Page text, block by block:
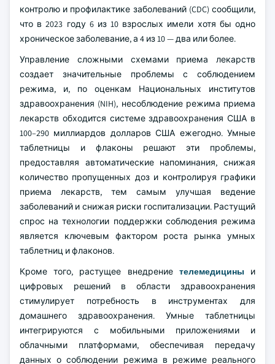
контролю и профилактике заболеваний (CDC) сообщили,
что в 2023 году 6 из 10 взрослых имели хотя бы одно
хроническое заболевание, а 4 из 10 — два или более.
Управление сложными схемами приема лекарств
создает значительные проблемы с соблюдением
режима, и, по оценкам Национальных институтов
здравоохранения (NIH), несоблюдение режима приема
лекарств обходится системе здравоохранения США в
100–290 миллиардов долларов США ежегодно. Умные
таблетницы и флаконы решают эти проблемы,
предоставляя автоматические напоминания, снижая
количество пропущенных доз и контролируя графики
приема лекарств, тем самым улучшая ведение
заболеваний и снижая риски госпитализации. Растущий
спрос на технологии поддержки соблюдения режима
является ключевым фактором роста рынка умных
таблетниц и флаконов.
Кроме того, растущее внедрение телемедицины и
цифровых решений в области здравоохранения
стимулирует потребность в инструментах для
домашнего здравоохранения. Умные таблетницы
интегрируются с мобильными приложениями и
облачными платформами, обеспечивая передачу
данных о соблюдении режима в режиме реального